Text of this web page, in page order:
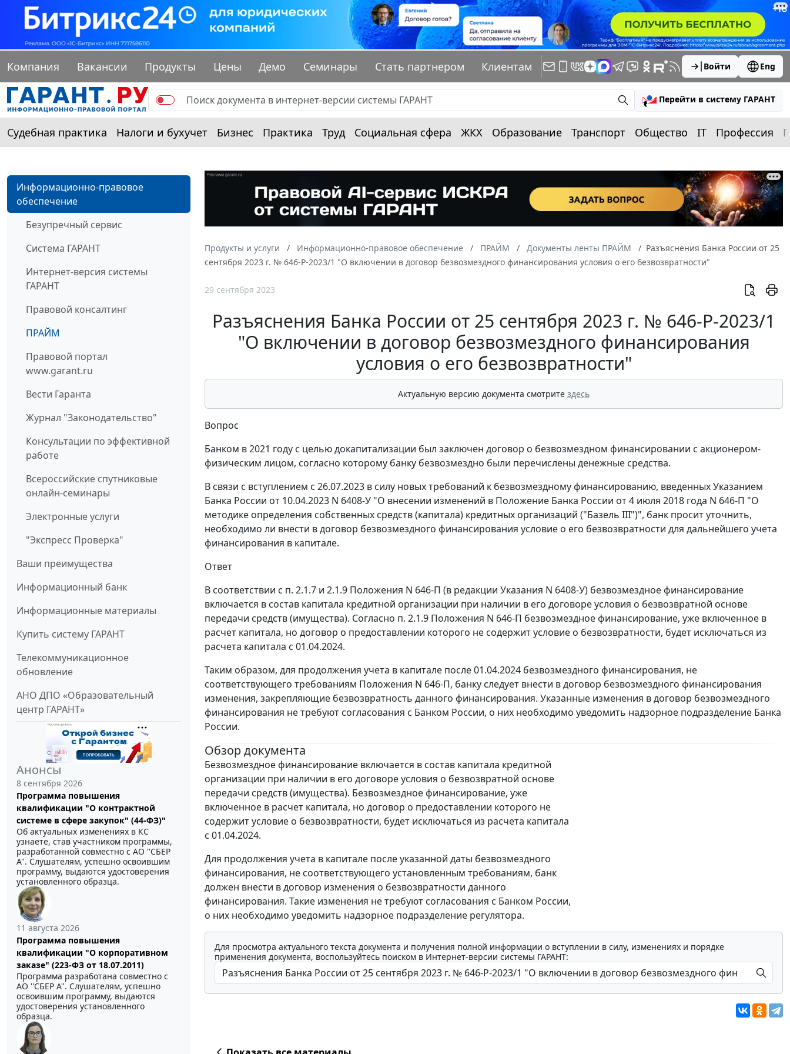
Компания Вакансии Продукты Цены Демо Семинары Стать партнером Клиентам Войти Eng
Перейти в систему ГАРАНТ
Судебная практика Налоги и бухучет Бизнес Практика Труд Социальная сфера ЖКХ Образование Транспорт Общество IT Профессия
Информационно-правовое
обеспечение
Безупречный сервис
Система ГАРАНТ
Интернет-версия системы
ГАРАНТ
Правовой консалтинг
ПРАЙМ
Правовой портал
www.garant.ru
Вести Гаранта
Журнал "Законодательство"
Консультации по эффективной
работе
Всероссийские спутниковые
онлайн-семинары
Электронные услуги
"Экспресс Проверка"
Ваши преимущества
Информационный банк
Информационные материалы
Купить систему ГАРАНТ
Телекоммуникационное
обновление
АНО ДПО «Образовательный
центр ГАРАНТ»
Анонсы
8 сентября 2026
Программа повышения
квалификации "О контрактной
системе в сфере закупок" (44-ФЗ)"
Об актуальных изменениях в КС
узнаете, став участником программы,
разработанной совместно с АО ''СБЕР
А". Слушателям, успешно освоившим
программу, выдаются удостоверения
установленного образца.
11 августа 2026
Программа повышения
квалификации "О корпоративном
заказе" (223-ФЗ от 18.07.2011)
Программа разработана совместно с
АО ''СБЕР А". Слушателям, успешно
освоившим программу, выдаются
удостоверения установленного
образца.
Продукты и услуги Информационно-правовое обеспечение ПРАЙМ Документы ленты ПРАЙМ
Разъяснения Банка России от 25
сентября 2023 г. № 646-Р-2023/1 "О включении в договор безвозмездного финансирования условия о его безвозвратности"
29 сентября 2023
Разъяснения Банка России от 25 сентября 2023 г. № 646-Р-2023/1
"О включении в договор безвозмездного финансирования
условия о его безвозвратности"
Актуальную версию документа смотрите здесь
Вопрос
Банком в 2021 году с целью докапитализации был заключен договор о безвозмездном финансировании с акционером-
физическим лицом, согласно которому банку безвозмездно были перечислены денежные средства.
В связи с вступлением с 26.07.2023 в силу новых требований к безвозмездному финансированию, введенных Указанием
Банка России от 10.04.2023 N 6408-У "О внесении изменений в Положение Банка России от 4 июля 2018 года N 646-П "О
методике определения собственных средств (капитала) кредитных организаций ("Базель III")", банк просит уточнить,
необходимо ли внести в договор безвозмездного финансирования условие о его безвозвратности для дальнейшего учета
финансирования в капитале.
Ответ
В соответствии с п. 2.1.7 и 2.1.9 Положения N 646-П (в редакции Указания N 6408-У) безвозмездное финансирование
включается в состав капитала кредитной организации при наличии в его договоре условия о безвозвратной основе
передачи средств (имущества). Согласно п. 2.1.9 Положения N 646-П безвозмездное финансирование, уже включенное в
расчет капитала, но договор о предоставлении которого не содержит условие о безвозвратности, будет исключаться из
расчета капитала с 01.04.2024.
Таким образом, для продолжения учета в капитале после 01.04.2024 безвозмездного финансирования, не
соответствующего требованиям Положения N 646-П, банку следует внести в договор безвозмездного финансирования
изменения, закрепляющие безвозвратность данного финансирования. Указанные изменения в договор безвозмездного
финансирования не требуют согласования с Банком России, о них необходимо уведомить надзорное подразделение Банка
России.
Обзор документа
Безвозмездное финансирование включается в состав капитала кредитной
организации при наличии в его договоре условия о безвозвратной основе
передачи средств (имущества). Безвозмездное финансирование, уже
включенное в расчет капитала, но договор о предоставлении которого не
содержит условие о безвозвратности, будет исключаться из расчета капитала
с 01.04.2024.
Для продолжения учета в капитале после указанной даты безвозмездного
финансирования, не соответствующего установленным требованиям, банк
должен внести в договор изменения о безвозвратности данного
финансирования. Такие изменения не требуют согласования с Банком России,
о них необходимо уведомить надзорное подразделение регулятора.
Для просмотра актуального текста документа и получения полной информации о вступлении в силу, изменениях и порядке
применения документа, воспользуйтесь поиском в Интернет-версии системы ГАРАНТ: